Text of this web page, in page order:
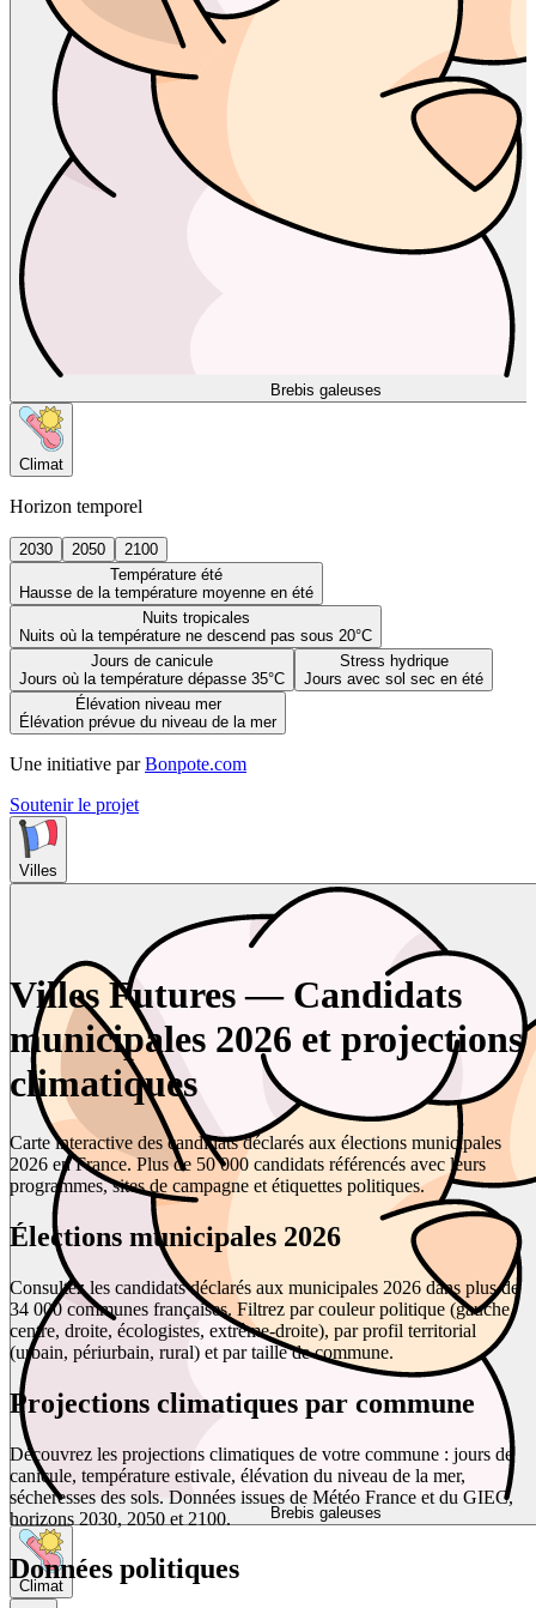
Brebis galeuses
Climat
Horizon temporel
2030 2050
2100
Température été
Hausse de la température moyenne en été
Nuits tropicales
Nuits où la température ne descend pas sous 20°C
Jours de canicule
Jours où la température dépasse 35°C
Stress hydrique
Jours avec sol sec en été
Élévation niveau mer
Élévation prévue du niveau de la mer
Une initiative par Bonpote.com
Soutenir le projet
Villes
Brebis galeuses
Climat
Villes Futures — Candidats
municipales 2026 et projections
climatiques
Carte interactive des candidats déclarés aux élections municipales
2026 en France. Plus de 50 000 candidats référencés avec leurs
programmes, sites de campagne et étiquettes politiques.
Élections municipales 2026
Consultez les candidats déclarés aux municipales 2026 dans plus de
34 000 communes françaises. Filtrez par couleur politique (gauche,
centre, droite, écologistes, extrême-droite), par profil territorial
(urbain, périurbain, rural) et par taille de commune.
Projections climatiques par commune
Découvrez les projections climatiques de votre commune : jours de
canicule, température estivale, élévation du niveau de la mer,
sécheresses des sols. Données issues de Météo France et du GIEC,
horizons 2030, 2050 et 2100.
Données politiques